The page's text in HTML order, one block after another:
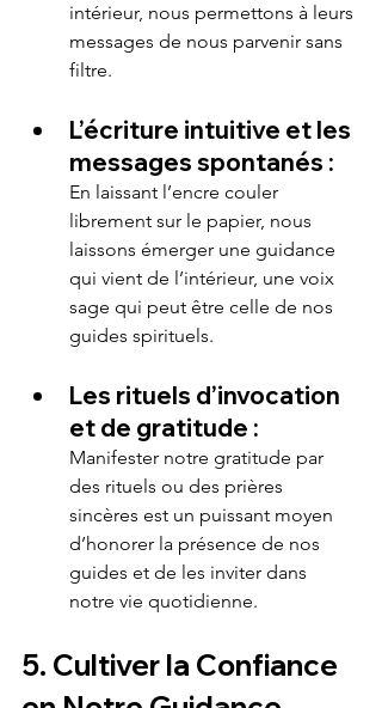
intérieur, nous permettons à leurs
messages de nous parvenir sans
filtre.
L’écriture intuitive et les
messages spontanés :
En laissant l’encre couler
librement sur le papier, nous
laissons émerger une guidance
qui vient de l’intérieur, une voix
sage qui peut être celle de nos
guides spirituels.
Les rituels d’invocation
et de gratitude :
Manifester notre gratitude par
des rituels ou des prières
sincères est un puissant moyen
d’honorer la présence de nos
guides et de les inviter dans
notre vie quotidienne.
5. Cultiver la Confiance